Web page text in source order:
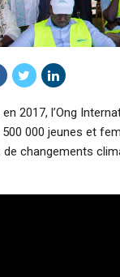
2017, l’Ong
000 jeunes et
de changements